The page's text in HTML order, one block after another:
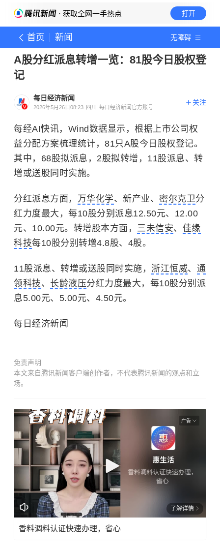
· 获取全网一手热点 打开
首页 新闻 无障碍
A股分红派息转增一览：81股今日股权登
记
每日经济新闻
2026年5月26日08:23 四川 每日经济新闻官方账号
关注
每经AI快讯，Wind数据显示，根据上市公司权
益分配方案梳理统计，81只A股今日股权登记。
其中，68股拟派息，2股拟转增，11股派息、转
增或送股同时实施。
分红派息方面， 万华化学、新产业、 密尔克卫分
红力度最大，每10股分别派息12.50元、12.00
元、10.00元。转增股本方面， 三未信安、 佳缘
科技每10股分别转增4.8股、4股。
11股派息、转增或送股同时实施， 浙江恒威、 通
领科技、 长龄液压分红力度最大，每10股分别派
息5.00元、5.00元、4.50元。
每日经济新闻
免责声明
本文来自腾讯新闻客户端创作者，不代表腾讯新闻的观点和立
场。
广告
了解详情
香料调料认证快速办理，省心